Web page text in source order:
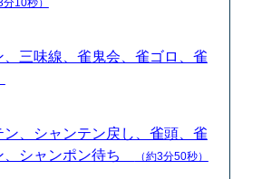
、三味線、雀鬼会、雀ゴロ、雀
ン、シャンテン戻し、雀頭、雀
、シャンポン待ち
（約3分50秒）